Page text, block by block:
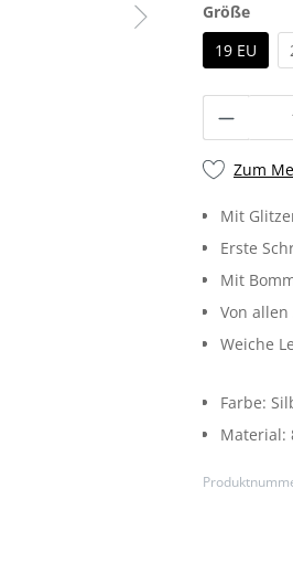
Größe
19 EU
Zum
Mit
Erste
Mit
Von
Weiche
Farbe:
Material: